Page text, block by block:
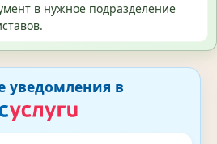
в нужное подразделение
уведомления в